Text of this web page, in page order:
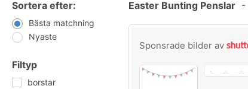
Sortera efter:
Bästa matchning
Nyaste
Filtyp
borstar
Easter Bunting Penslar -
Sponsrade bilder av